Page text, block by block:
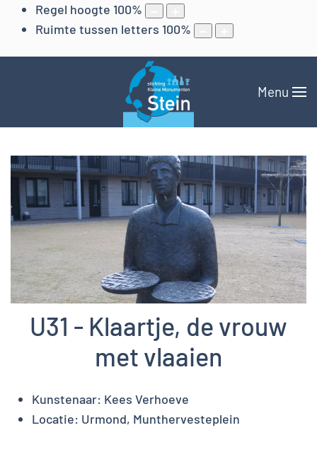
Regel hoogte 100%
Ruimte tussen letters 100%
Menu
U31 - Klaartje, de vrouw
met vlaaien
Kunstenaar: Kees Verhoeve
Locatie: Urmond, Munthervesteplein